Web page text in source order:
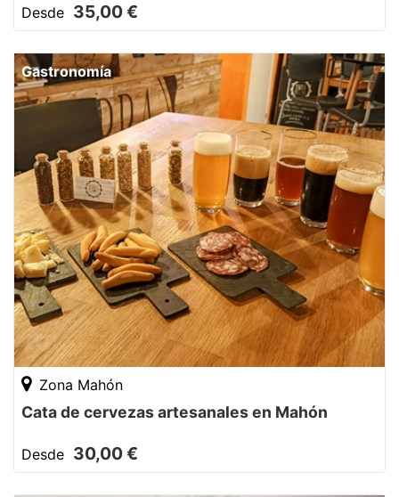
Desde 35,00 €
Gastronomía
Zona Mahón
Cata de cervezas artesanales en Mahón
Desde 30,00 €